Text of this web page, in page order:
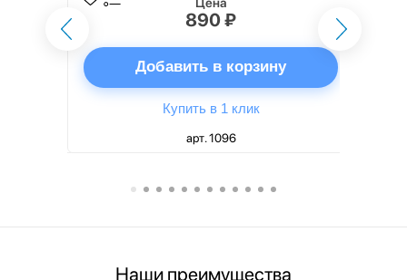
890 ₽
Добавить в корзину
Купить в 1 клик
арт. 1096
Наши преимущества